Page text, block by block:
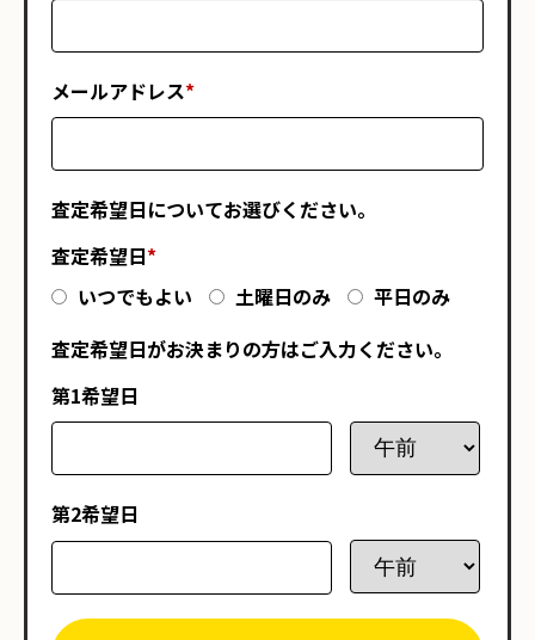
メールアドレス*
査定希望日についてお選びください。
査定希望日*
いつでもよい
土曜日のみ
平日のみ
査定希望日がお決まりの方はご入力ください。
第1希望日
第2希望日